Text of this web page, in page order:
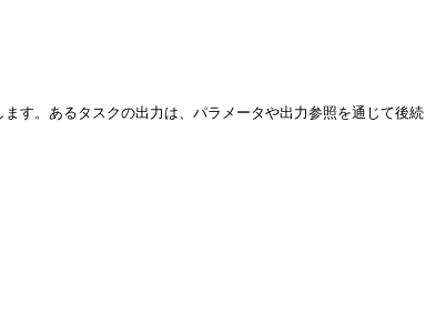
。あるタスクの出力は、パラメータや出力参照を通じて後続